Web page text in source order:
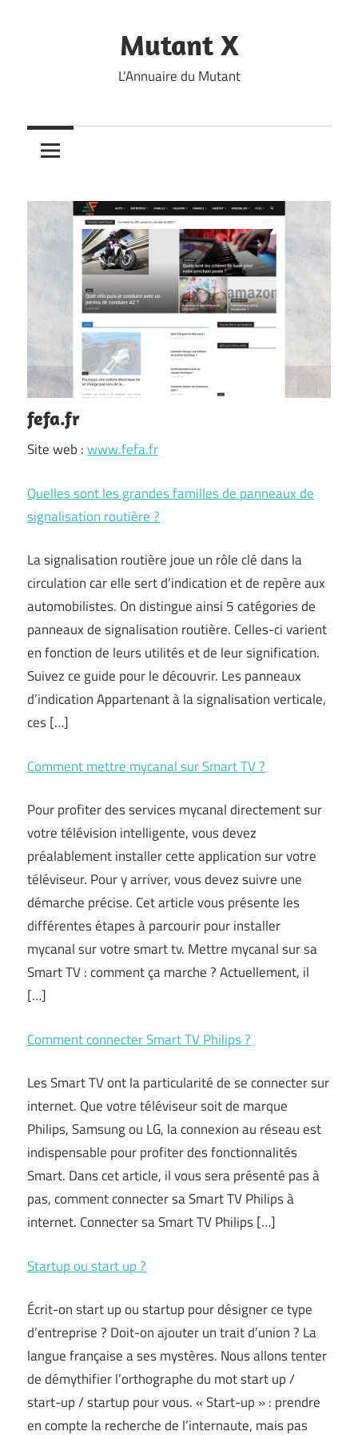
Mutant X
L'Annuaire du Mutant
fefa.fr
Site web :www.fefa.fr
Quelles sont les grandes familles de panneaux de
signalisation routière ?
La signalisation routière joue un rôle clé dans la
circulation car elle sert d’indication et de repère aux
automobilistes. On distingue ainsi 5 catégories de
panneaux de signalisation routière. Celles-ci varient
en fonction de leurs utilités et de leur signification.
Suivez ce guide pour le découvrir. Les panneaux
d’indication Appartenant à la signalisation verticale,
ces […]
Comment mettre mycanal sur Smart TV ?
Pour profiter des services mycanal directement sur
votre télévision intelligente, vous devez
préalablement installer cette application sur votre
téléviseur. Pour y arriver, vous devez suivre une
démarche précise. Cet article vous présente les
différentes étapes à parcourir pour installer
mycanal sur votre smart tv. Mettre mycanal sur sa
Smart TV : comment ça marche ? Actuellement, il
[…]
Comment connecter Smart TV Philips ?
Les Smart TV ont la particularité de se connecter sur
internet. Que votre téléviseur soit de marque
Philips, Samsung ou LG, la connexion au réseau est
indispensable pour profiter des fonctionnalités
Smart. Dans cet article, il vous sera présenté pas à
pas, comment connecter sa Smart TV Philips à
internet. Connecter sa Smart TV Philips […]
Startup ou start up ?
Écrit-on start up ou startup pour désigner ce type
d’entreprise ? Doit-on ajouter un trait d’union ? La
langue française a ses mystères. Nous allons tenter
de démythifier l’orthographe du mot start up /
start-up / startup pour vous. « Start-up » : prendre
en compte la recherche de l’internaute, mais pas